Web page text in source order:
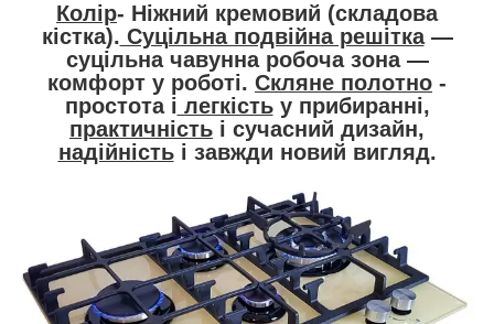
Колір- Ніжний кремовий (складова
кістка). Суцільна подвійна решітка—
суцільна чавунна робоча зона —
комфорт у роботі. Скляне полотно -
простота і легкістьу прибиранні,
практичність і сучасний дизайн,
надійністьі завжди новий вигляд.